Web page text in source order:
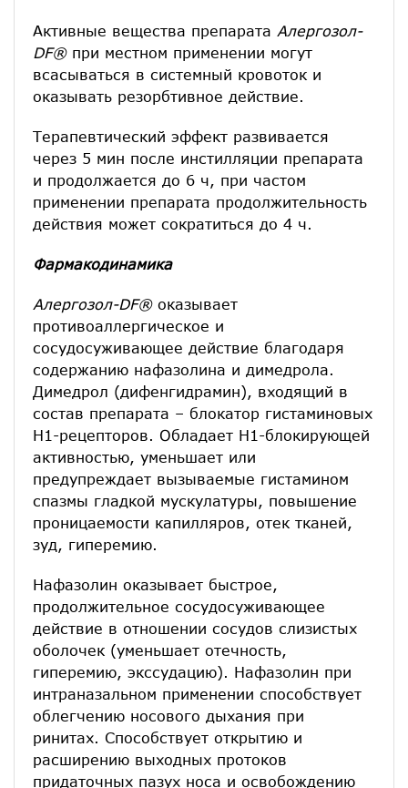
Активные вещества препарата Алергозол-
DF®при местном применении могут
всасываться в системный кровоток и
оказывать резорбтивное действие.
Терапевтический эффект развивается
через 5 мин после инстилляции препарата
и продолжается до 6 ч, при частом
применении препарата продолжительность
действия может сократиться до 4 ч.
Фармакодинамика
Алергозол-DF®оказывает
противоаллергическое и
сосудосуживающее действие благодаря
содержанию нафазолина и димедрола.
Димедрол (дифенгидрамин), входящий в
состав препарата – блокатор гистаминовых
H1-рецепторов. Обладает Н1-блокирующей
активностью, уменьшает или
предупреждает вызываемые гистамином
спазмы гладкой мускулатуры, повышение
проницаемости капилляров, отек тканей,
зуд, гиперемию.
Нафазолин оказывает быстрое,
продолжительное сосудосуживающее
действие в отношении сосудов слизистых
оболочек (уменьшает отечность,
гиперемию, экссудацию). Нафазолин при
интраназальном применении способствует
облегчению носового дыхания при
ринитах. Способствует открытию и
расширению выходных протоков
придаточных пазух носа и освобождению